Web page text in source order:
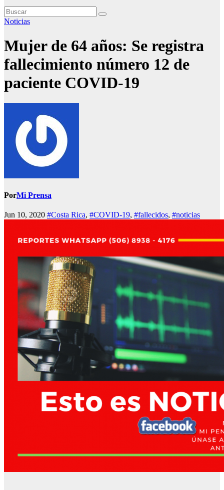
Noticias
Mujer de 64 años: Se registra
fallecimiento número 12 de
paciente COVID-19
PorMi Prensa
Jun 10, 2020 #Costa Rica, #COVID-19, #fallecidos, #noticias